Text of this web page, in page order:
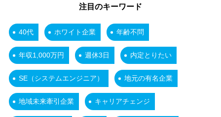
注目のキーワード
40代 ホワイト企業 年齢不問
年収1,000万円 週休3日 内定とりたい
SE（システムエンジニア） 地元の有名企業
地域未来牽引企業 キャリアチェンジ